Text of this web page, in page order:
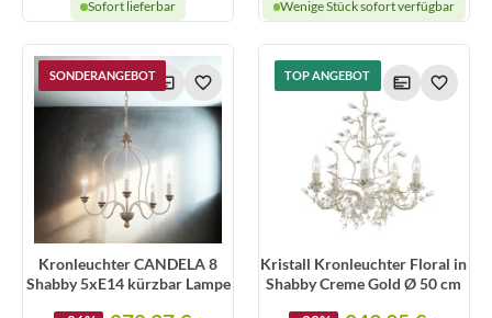
Sofort lieferbar Wenige Stück sofort verfügbar
SONDERANGEBOT
Kronleuchter CANDELA 8
Shabby 5xE14 kürzbar Lampe
TOP ANGEBOT
Kristall Kronleuchter Floral in
Shabby Creme Gold Ø 50 cm